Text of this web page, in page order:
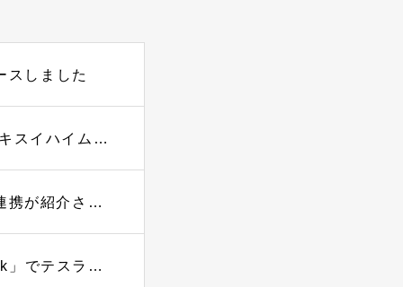
スしました
国内初・HomeLink×テスラ車が連携⭐「東京セキスイハイム」全新築戸建てに標準採用⭐ニトリ「センサーベッド」にIoT技術提供⭐etc…マンスリーレポート
MONOLABにて「HomeLink」のテスラ車連携が紹介されました
国内初、スマートホーム統合アプリ「HomeLink」でテスラ車の操作が可能に 〜鍵のあけしめ、乗る5分前のエアコンON、航続可能距離の確認まで。家電も車も、ひとつのアプリで〜